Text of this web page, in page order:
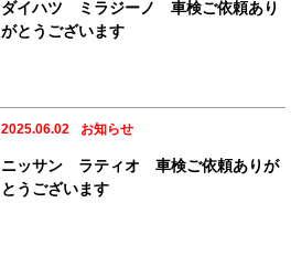
ダイハツ ミラジーノ 車検ご依頼あり
がとうございます
2025.06.02 お知らせ
ニッサン ラティオ 車検ご依頼ありが
とうございます